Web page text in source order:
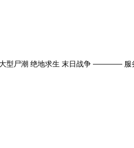
尸潮 绝地求生 末日战争 ———— 服